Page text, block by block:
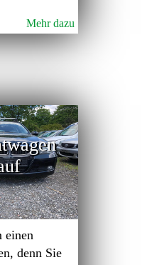
Mehr dazu
einen
denn Sie